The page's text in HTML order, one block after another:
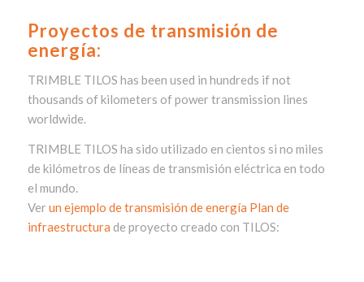
Proyectos de transmisión de
energía:
TRIMBLE TILOS has been used in hundreds if not
thousands of kilometers of power transmission lines
worldwide.
TRIMBLE TILOS ha sido utilizado en cientos si no miles
de kilómetros de líneas de transmisión eléctrica en todo
el mundo.
Verun ejemplo de transmisión de energía Plan de
infraestructura de proyecto creado con TILOS: